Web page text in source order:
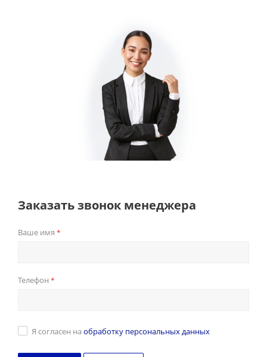
Заказать звонок менеджера
Ваше имя *
Телефон *
Я согласен на обработку персональных данных